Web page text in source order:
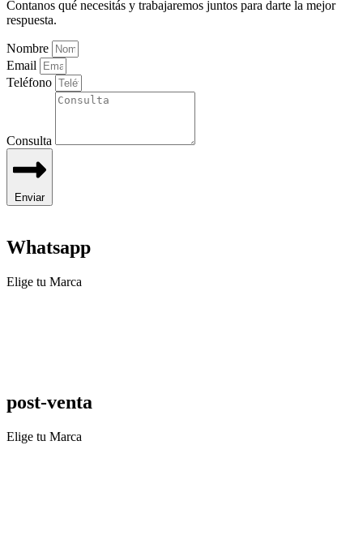
Contanos qué necesitás y trabajaremos juntos para darte la mejor
respuesta.
Nombre
Email
Teléfono
Consulta
Enviar
Whatsapp
Elige tu Marca
post-venta
Elige tu Marca